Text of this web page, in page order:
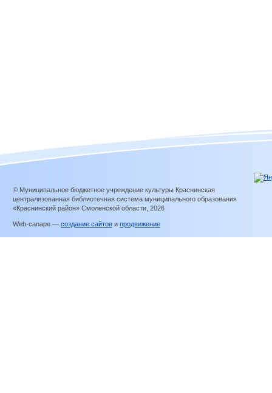
© Муниципальное бюджетное учреждение культуры Краснинская
централизованная библиотечная система муниципального образования
«Краснинский район» Смоленской области, 2026
Web-canape — создание сайтов и продвижение